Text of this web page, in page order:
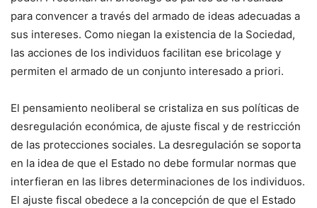
para convencer a través del armado de ideas adecuadas a
sus intereses. Como niegan la existencia de la Sociedad,
las acciones de los individuos facilitan ese bricolage y
permiten el armado de un conjunto interesado a priori.
El pensamiento neoliberal se cristaliza en sus políticas de
desregulación económica, de ajuste fiscal y de restricción
de las protecciones sociales. La desregulación se soporta
en la idea de que el Estado no debe formular normas que
interfieran en las libres determinaciones de los individuos.
El ajuste fiscal obedece a la concepción de que el Estado